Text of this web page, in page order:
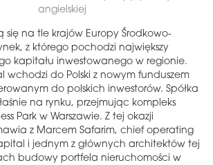
angielskiej
się na tle krajów Europy Środkowo-
z którego pochodzi największy
kapitału inwestowanego w regionie.
wchodzi do Polski z nowym funduszem
do polskich inwestorów. Spółka
na rynku, przejmując kompleks
Park w Warszawie. Z tej okazji
z Marcem Safarim, chief operating
i jednym z głównych architektów tej
budowy portfela nieruchomości w